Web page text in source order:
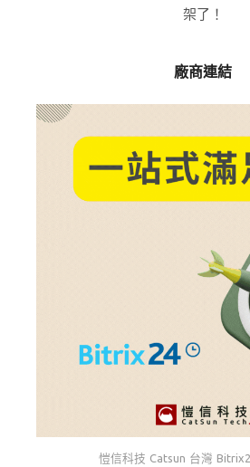
架了！
廠商連結
愷信科技 Catsun 台灣